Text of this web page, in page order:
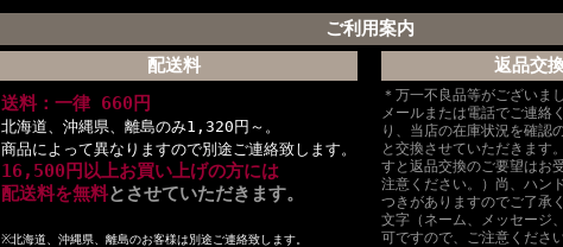
ご利用案内
配送料
送料：一律 660円
北海道、沖縄県、離島のみ1,320円～。
商品によって異なりますので別途ご連絡致します。
16,500円以上お買い上げの方には
配送料を無料とさせていただきます。
※北海道、沖縄県、離島のお客様は別途ご連絡致します。
返品交
＊万一不良品等がございま
メールまたは電話でご連絡
り、当店の在庫状況を確認
と交換させていただきます
すと返品交換のご要望はお
注意ください。）尚、ハン
つきがありますのでご了承
文字（ネーム、メッセージ
可ですので、ご注意ください